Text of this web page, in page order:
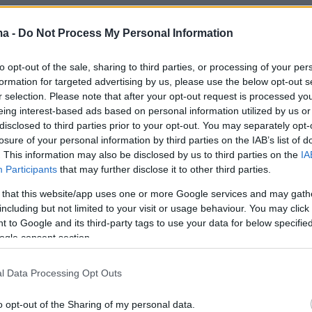
- Do Not Process My Personal Information
opt-out of the sale, sharing to third parties, or processing of your
for targeted advertising by us, please use the below opt-out
selection. Please note that after your opt-out request is processed
interest-based ads based on personal information utilized by us
to third parties prior to your opt-out. You may separately
of your personal information by third parties on the IAB’s list of
This information may also be disclosed by us to third parties on the
Participants that may further disclose it to other third parties.
that this website/app uses one or more Google services and may
but not limited to your visit or usage behaviour. You may
to Google and its third-party tags to use your data for below
consent section.
Data Processing Opt Outs
opt-out of the Sharing of my personal data.
λόγος ανησυχίας για τη
υγεία από την πτώση του
στην Καβάλα
έρευνες που έκαναν ειδικές ομάδες του Στρατού και
τρόποι αποζημίωσης των αγροτών
οι αρχές για ενδεχόμενη
του εδάφους από την πτώση
του ΑΠΘ αναλύουν τα επόμενα βήματα, τους